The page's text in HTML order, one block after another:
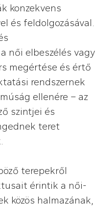
konzekvens
és feldolgozásával.
női elbeszélés vagy
megértése és értő
rendszernek
ellenére – az
szintjei és
teret
terepekről
érintik a női-
közös halmazának,